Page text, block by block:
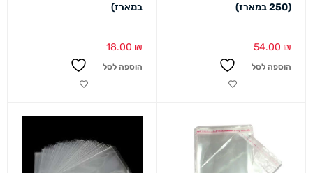
(250 במארז)
54.00 ₪
הוספה לסל
במארז)
18.00 ₪
הוספה לסל